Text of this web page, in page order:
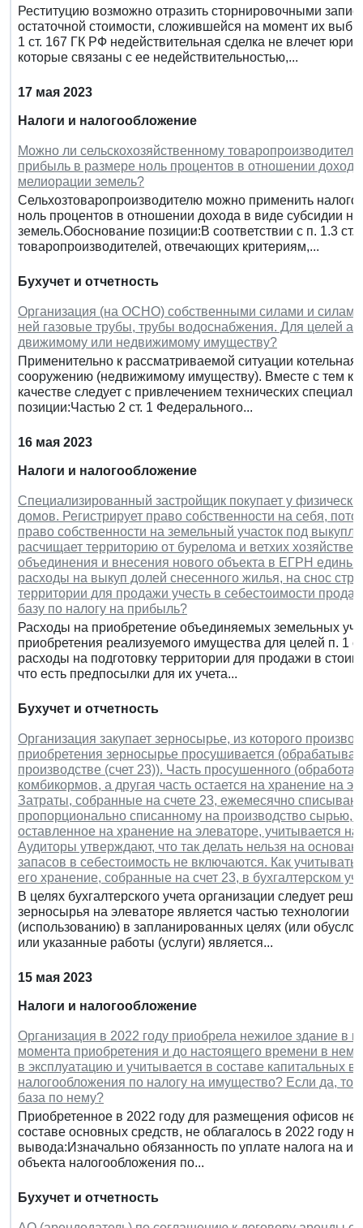
Реституцию возможно отразить сторнировочными
остаточной стоимости, сложившейся на момент их
1 ст. 167 ГК РФ недействительная сделка не влечет
которые связаны с ее недействительностью,...
17 мая 2023
Налоги и налогообложение
Можно ли сельскохозяйственному
прибыль в размере ноль процентов в отношении
мелиорации земель?
Сельхозтоваропроизводителю можно применить
ноль процентов в отношении дохода в виде субсидии
земель.Обоснование позиции:В соответствии с п. 1.3
товаропроизводителей, отвечающих критериям,...
Бухучет и отчетность
Организация (на ОСНО) собственными силами и силами
ней газовые трубы, трубы водоснабжения. Для целей
движимому или недвижимому имуществу?
Применительно к рассматриваемой ситуации
сооружению (недвижимому имуществу). Вместе с тем
качестве следует с привлечением технических
позиции:Частью 2 ст. 1 Федерального...
16 мая 2023
Налоги и налогообложение
Специализированный застройщик покупает у
домов. Регистрирует право собственности на себя,
право собственности на земельный участок под
расчищает территорию от бурелома и ветхих
объединения и внесения нового объекта в ЕГРН
расходы на выкуп долей снесенного жилья, на снос
территории для продажи учесть в себестоимости
базу по налогу на прибыль?
Расходы на приобретение объединяемых земельных
приобретения реализуемого имущества для целей п. 1
расходы на подготовку территории для продажи в
что есть предпосылки для их учета...
Бухучет и отчетность
Организация закупает зерносырье, из которого
приобретения зерносырье просушивается
производстве (счет 23)). Часть просушенного
комбикормов, а другая часть остается на хранение на
Затраты, собранные на счете 23, ежемесячно
пропорционально списанному на производство сырью,
оставленное на хранение на элеваторе, учитывается
Аудиторы утверждают, что так делать нельзя на
запасов в себестоимость не включаются. Как
его хранение, собранные на счет 23, в бухгалтерском
В целях бухгалтерского учета организации следует
зерносырья на элеваторе является частью технологии
(использованию) в запланированных целях (или
или указанные работы (услуги) является...
15 мая 2023
Налоги и налогообложение
Организация в 2022 году приобрела нежилое здание в
момента приобретения и до настоящего времени в
в эксплуатацию и учитывается в составе капитальных
налогообложения по налогу на имущество? Если да, то
база по нему?
Приобретенное в 2022 году для размещения офисов
составе основных средств, не облагалось в 2022 году
вывода:Изначально обязанность по уплате налога на
объекта налогообложения по...
Бухучет и отчетность